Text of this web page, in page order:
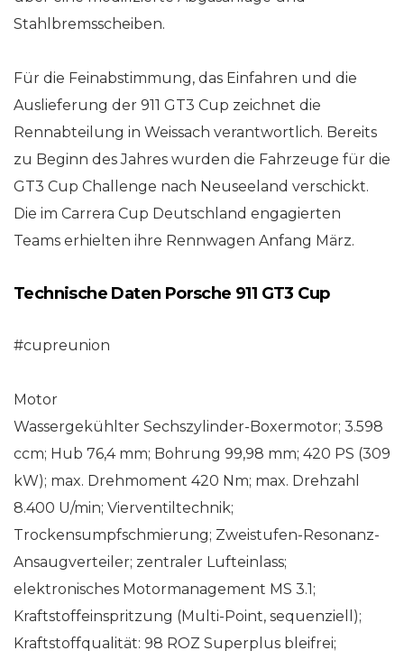
Stahlbremsscheiben.
Für die Feinabstimmung, das Einfahren und die
Auslieferung der 911 GT3 Cup zeichnet die
Rennabteilung in Weissach verantwortlich. Bereits
zu Beginn des Jahres wurden die Fahrzeuge für die
GT3 Cup Challenge nach Neuseeland verschickt.
Die im Carrera Cup Deutschland engagierten
Teams erhielten ihre Rennwagen Anfang März.
Technische Daten Porsche 911 GT3 Cup
#cupreunion
Motor
Wassergekühlter Sechszylinder-Boxermotor; 3.598
ccm; Hub 76,4 mm; Bohrung 99,98 mm; 420 PS (309
kW); max. Drehmoment 420 Nm; max. Drehzahl
8.400 U/min; Vierventiltechnik;
Trockensumpfschmierung; Zweistufen-Resonanz-
Ansaugverteiler; zentraler Lufteinlass;
elektronisches Motormanagement MS 3.1;
Kraftstoffeinspritzung (Multi-Point, sequenziell);
Kraftstoffqualität: 98 ROZ Superplus bleifrei;